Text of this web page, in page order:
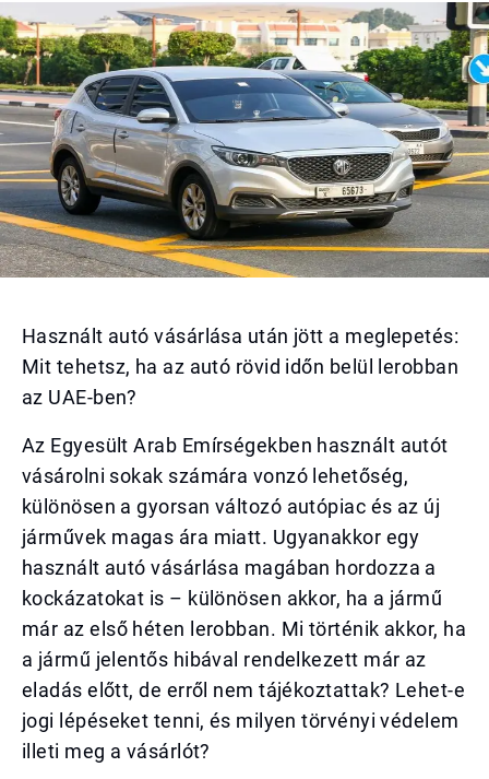
Használt autó vásárlása után jött a meglepetés:
Mit tehetsz, ha az autó rövid időn belül lerobban
az UAE-ben?
Az Egyesült Arab Emírségekben használt autót
vásárolni sokak számára vonzó lehetőség,
különösen a gyorsan változó autópiac és az új
járművek magas ára miatt. Ugyanakkor egy
használt autó vásárlása magában hordozza a
kockázatokat is – különösen akkor, ha a jármű
már az első héten lerobban. Mi történik akkor, ha
a jármű jelentős hibával rendelkezett már az
eladás előtt, de erről nem tájékoztattak? Lehet-e
jogi lépéseket tenni, és milyen törvényi védelem
illeti meg a vásárlót?